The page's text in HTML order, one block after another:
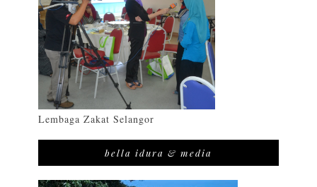
Lembaga Zakat Selangor
bella idura & media